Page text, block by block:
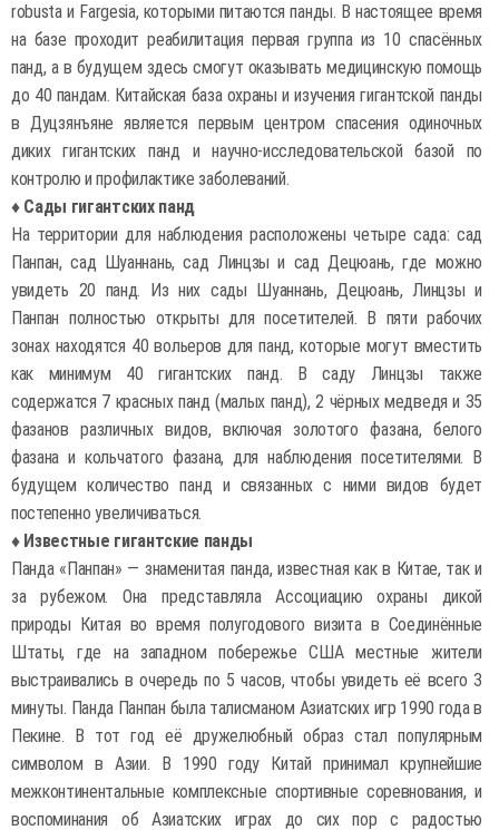
robusta и Fargesia, которыми питаются панды. В настоящее время
на базе проходит реабилитация первая группа из 10 спасённых
панд, а в будущем здесь смогут оказывать медицинскую помощь
до 40 пандам. Китайская база охраны и изучения гигантской панды
в Дуцзянъяне является первым центром спасения одиночных
диких гигантских панд и научно-исследовательской базой по
контролю и профилактике заболеваний.
♦ Сады гигантских панд
На территории для наблюдения расположены четыре сада: сад
Панпан, сад Шуаннань, сад Линцзы и сад Децюань, где можно
увидеть 20 панд. Из них сады Шуаннань, Децюань, Линцзы и
Панпан полностью открыты для посетителей. В пяти рабочих
зонах находятся 40 вольеров для панд, которые могут вместить
как минимум 40 гигантских панд. В саду Линцзы также
содержатся 7 красных панд (малых панд), 2 чёрных медведя и 35
фазанов различных видов, включая золотого фазана, белого
фазана и кольчатого фазана, для наблюдения посетителями. В
будущем количество панд и связанных с ними видов будет
постепенно увеличиваться.
♦ Известные гигантские панды
Панда «Панпан» — знаменитая панда, известная как в Китае, так и
за рубежом. Она представляла Ассоциацию охраны дикой
природы Китая во время полугодового визита в Соединённые
Штаты, где на западном побережье США местные жители
выстраивались в очередь по 5 часов, чтобы увидеть её всего 3
минуты. Панда Панпан была талисманом Азиатских игр 1990 года в
Пекине. В тот год её дружелюбный образ стал популярным
символом в Азии. В 1990 году Китай принимал крупнейшие
межконтинентальные комплексные спортивные соревнования, и
воспоминания об Азиатских играх до сих пор с радостью